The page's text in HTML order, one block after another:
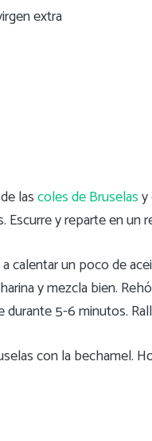
extra
lascoles de Bruselas
Escurre y reparte en
calentar un poco de
y mezcla bien.
durante 5-6 minutos.
con la bechamel.